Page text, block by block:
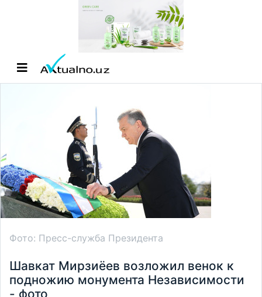
Фото: Пресс-служба Президента
Шавкат Мирзиёев возложил венок к
подножию монумента Независимости
- фото